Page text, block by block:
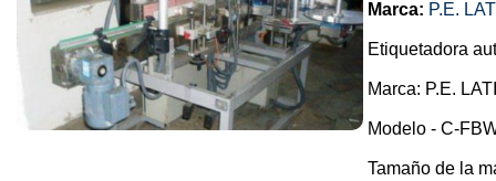
Marca: P.E.
Etiquetadora
Marca: P.E.
Modelo - C-
Tamaño de la